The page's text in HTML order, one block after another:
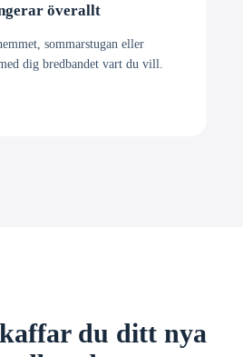
överallt
sommarstugan eller
dig bredbandet vart du vill.
du ditt nya